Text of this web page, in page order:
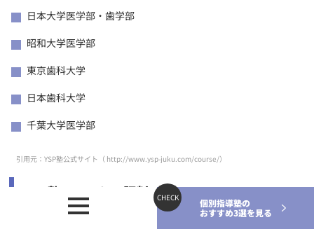
日本大学医学部・歯学部
昭和大学医学部
東京歯科大学
日本歯科大学
千葉大学医学部
引用元：YSP塾公式サイト（ http://www.ysp-juku.com/course/）
YSP塾の口コミ・評判
個別指導塾の
おすすめ3選を見る